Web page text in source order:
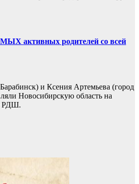
активных родителей со всей
и Ксения Артемьева (город
Новосибирскую область на
РДШ.